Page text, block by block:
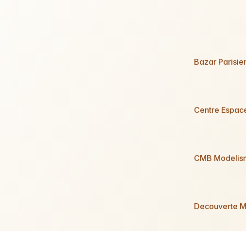
Bazar
Centre
CMB
Decouverte